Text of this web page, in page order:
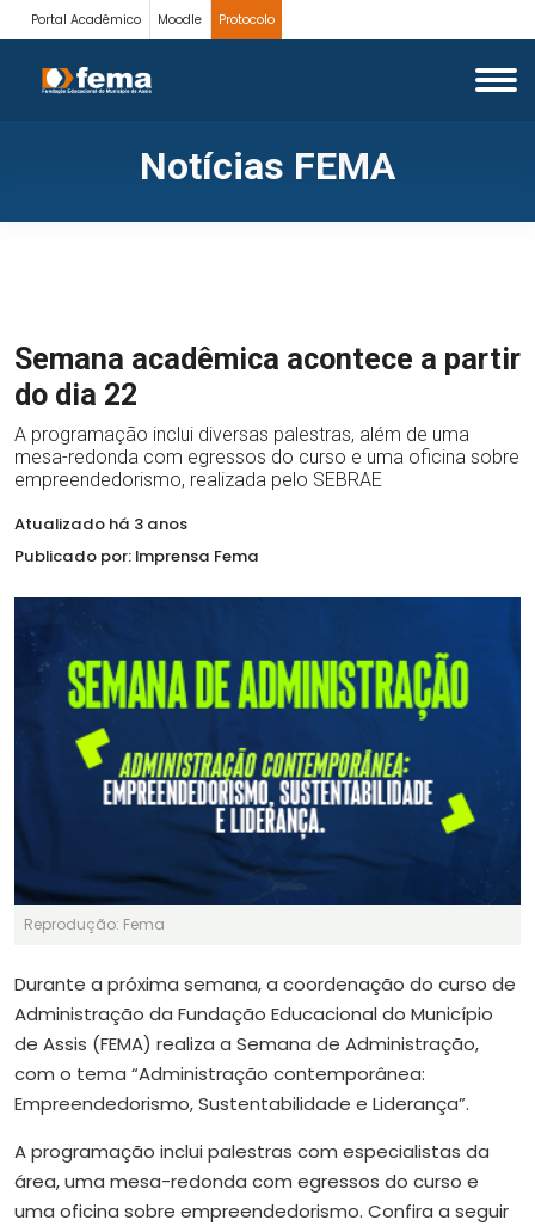
Portal Acadêmico Moodle Protocolo
Notícias FEMA
Semana acadêmica acontece a partir
do dia 22
A programação inclui diversas palestras, além de uma
mesa-redonda com egressos do curso e uma oficina sobre
empreendedorismo, realizada pelo SEBRAE
Atualizado há 3 anos
Publicado por: Imprensa Fema
Reprodução: Fema
Durante a próxima semana, a coordenação do curso de
Administração da Fundação Educacional do Município
de Assis (FEMA) realiza a Semana de Administração,
com o tema “Administração contemporânea:
Empreendedorismo, Sustentabilidade e Liderança”.
A programação inclui palestras com especialistas da
área, uma mesa-redonda com egressos do curso e
uma oficina sobre empreendedorismo. Confira a seguir